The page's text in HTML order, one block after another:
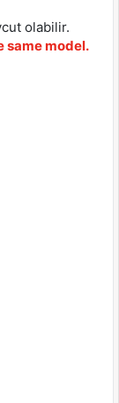
olabilir.
same model.